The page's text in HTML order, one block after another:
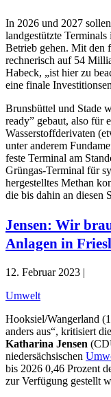
In 2026 und 2027
landgestützte
Betrieb gehen. Mit den
rechnerisch auf 54
Habeck, „ist hier zu
eine finale
Brunsbüttel und Stade
ready” gebaut, also für
Wasserstoffderivaten
unter anderem
feste Terminal am
Grüngas-Terminal für
hergestelltes Methan
die bis dahin an diesen
Jensen: Wir
Anlagen in
12. Februar 2023 |
Umwelt
Hooksiel/Wangerland
anders aus“, kritisiert
Katharina Jensen
niedersächsischen
bis 2026 0,46 Prozent
zur Verfügung gestellt